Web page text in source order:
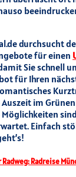
durchsucht
für einen
Sie schnell
für Ihren
im
Einfach
Radreise